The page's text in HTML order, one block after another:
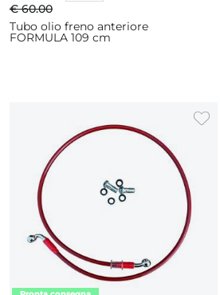
€ 60.00
Tubo olio freno anteriore
FORMULA 109 cm